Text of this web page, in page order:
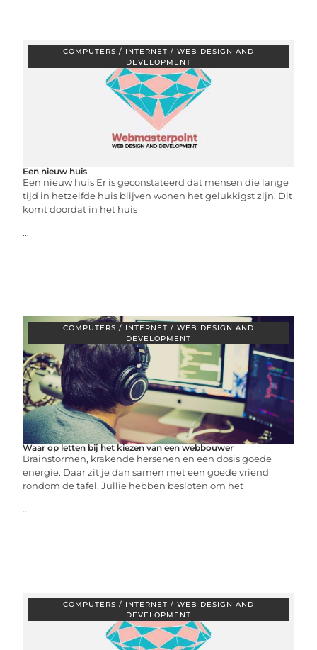
COMPUTERS / INTERNET / WEB DESIGN AND
DEVELOPMENT
Een nieuw huis
Een nieuw huis Er is geconstateerd dat mensen die lange
tijd in hetzelfde huis blijven wonen het gelukkigst zijn. Dit
komt doordat in het huis
...
COMPUTERS / INTERNET / WEB DESIGN AND
DEVELOPMENT
Waar op letten bij het kiezen van een webbouwer
Brainstormen, krakende hersenen en een dosis goede
energie. Daar zit je dan samen met een goede vriend
rondom de tafel. Jullie hebben besloten om het
...
COMPUTERS / INTERNET / WEB DESIGN AND
DEVELOPMENT